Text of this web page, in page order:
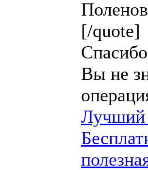
[/quote]
Вы не
Лучший